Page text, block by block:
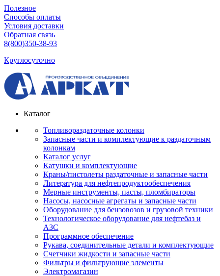
Полезное
Способы оплаты
Условия доставки
Обратная связь
8(800)350-38-93
Круглосуточно
Каталог
Топливораздаточные колонки
Запасные части и комплектующие к раздаточным
колонкам
Каталог услуг
Катушки и комплектующие
Краны/пистолеты раздаточные и запасные части
Литература для нефтепродуктообеспечения
Мерные инструменты, пасты, пломбираторы
Насосы, насосные агрегаты и запасные части
Оборудование для бензовозов и грузовой техники
Технологическое оборудование для нефтебаз и
АЗС
Программное обеспечение
Рукава, соединительные детали и комплектующие
Счетчики жидкости и запасные части
Фильтры и фильтрующие элементы
Электромагазин